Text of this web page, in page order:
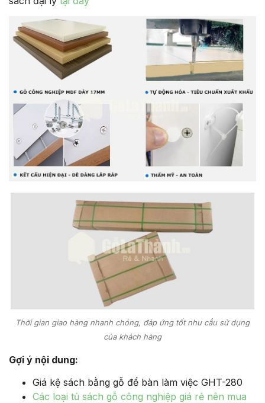
Thời gian giao hàng nhanh chóng, đáp ứng tốt nhu cầu sử dụng
của khách hàng
Gợi ý nội dung:
Giá kệ sách bằng gỗ để bàn làm việc GHT-280
Các loại tủ sách gỗ công nghiệp giá rẻ nên mua